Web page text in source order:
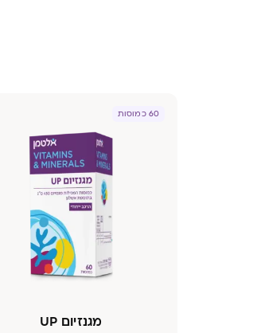
60 כמוסות
מגנזיום UP